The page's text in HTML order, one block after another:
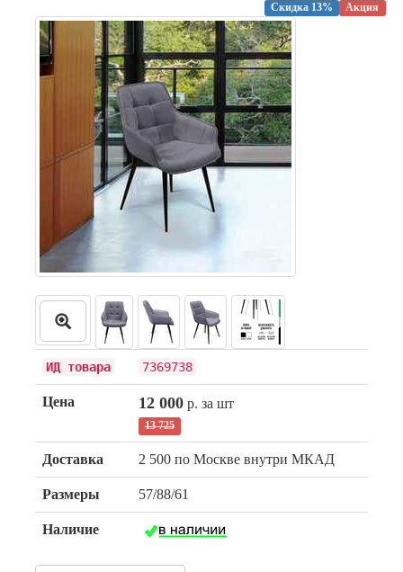
Акция
Скидка 13%
ИД товара 7369738
Цена 12 000р. за шт
13 725
Доставка 2 500 по Москве внутри МКАД
Размеры 57/88/61
Наличие